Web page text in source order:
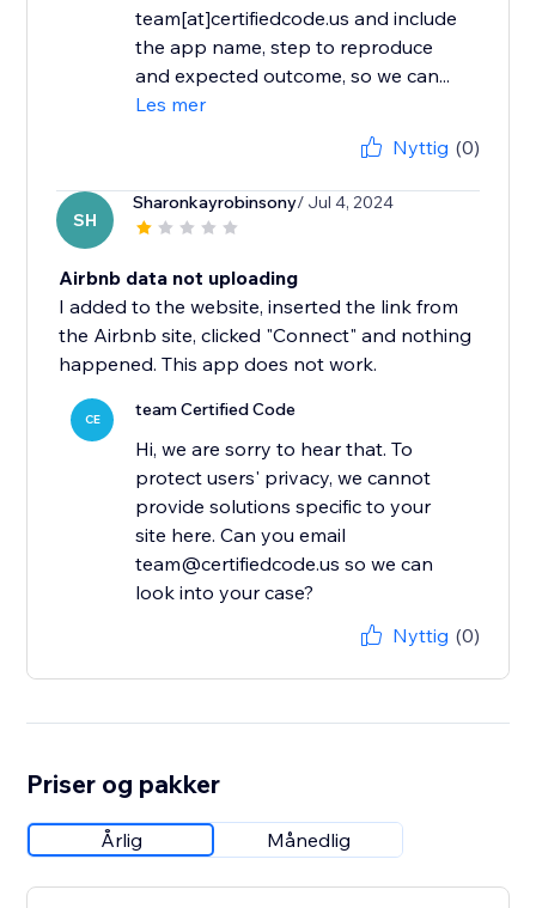
team[at]certifiedcode.us and include
the app name, step to reproduce
and expected outcome, so we can...
Les mer
Nyttig (0)
SH
Sharonkayrobinsony/ Jul 4, 2024
Airbnb data not uploading
I added to the website, inserted the link from
the Airbnb site, clicked "Connect" and nothing
happened. This app does not work.
CE team Certified Code
Hi, we are sorry to hear that. To
protect users' privacy, we cannot
provide solutions specific to your
site here. Can you email
team@certifiedcode.us so we can
look into your case?
Nyttig (0)
Priser og pakker
Årlig Månedlig